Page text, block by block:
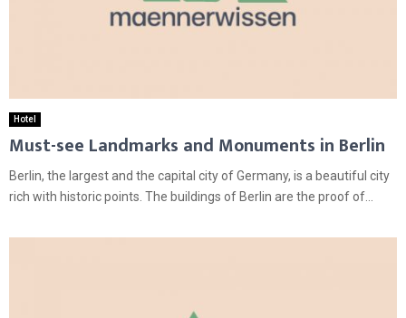
Hotel
Must-see Landmarks and Monuments in Berlin
Berlin, the largest and the capital city of Germany, is a beautiful city
rich with historic points. The buildings of Berlin are the proof of...